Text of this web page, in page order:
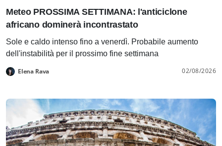
Meteo PROSSIMA SETTIMANA: l'anticiclone
africano dominerà incontrastato
Sole e caldo intenso fino a venerdì. Probabile aumento
dell'instabilità per il prossimo fine settimana
Elena Rava 02/08/2026